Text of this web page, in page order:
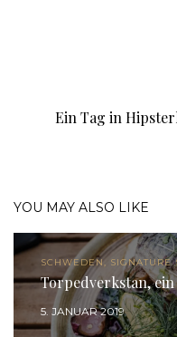
Ein Tag in
YOU MAY ALSO LIKE
SCHWEDEN, SIGNATURE
Torpedverkstan,
5. JANUAR 2019